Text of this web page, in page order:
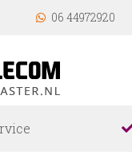
06 44972920